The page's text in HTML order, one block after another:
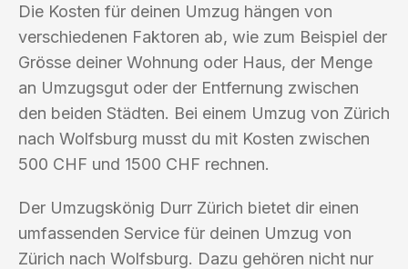
Die Kosten für deinen Umzug hängen von
verschiedenen Faktoren ab, wie zum Beispiel der
Grösse deiner Wohnung oder Haus, der Menge
an Umzugsgut oder der Entfernung zwischen
den beiden Städten. Bei einem Umzug von Zürich
nach Wolfsburg musst du mit Kosten zwischen
500 CHF und 1500 CHF rechnen.
Der Umzugskönig Durr Zürich bietet dir einen
umfassenden Service für deinen Umzug von
Zürich nach Wolfsburg. Dazu gehören nicht nur